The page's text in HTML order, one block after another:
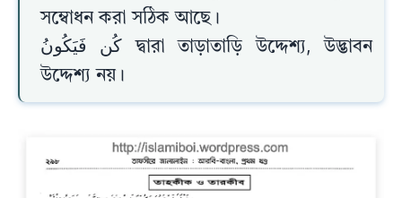
সম্বোধন করা সঠিক আছে।
كُن فَيَكُونُ দ্বারা তাড়াতাড়ি উদ্দেশ্য, উদ্ভাবন
উদ্দেশ্য নয়।